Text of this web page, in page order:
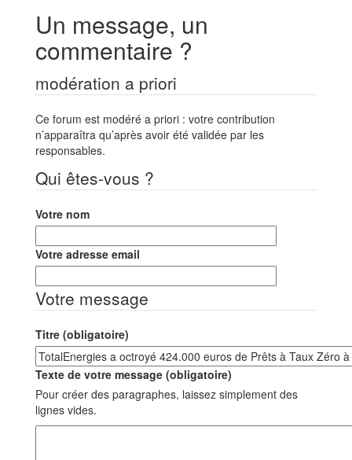
Un message, un
commentaire ?
modération a priori
Ce forum est modéré a priori : votre contribution
n’apparaîtra qu’après avoir été validée par les
responsables.
Qui êtes-vous ?
Votre nom
Votre adresse email
Votre message
Titre (obligatoire)
Texte de votre message (obligatoire)
Pour créer des paragraphes, laissez simplement des
lignes vides.